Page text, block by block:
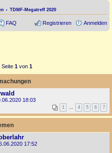
TDMF-Megatreff 2020
FAQ Anmelden
Registrieren
Seite 1 von 1
18:03
1 … 4 5 6 7
17:52